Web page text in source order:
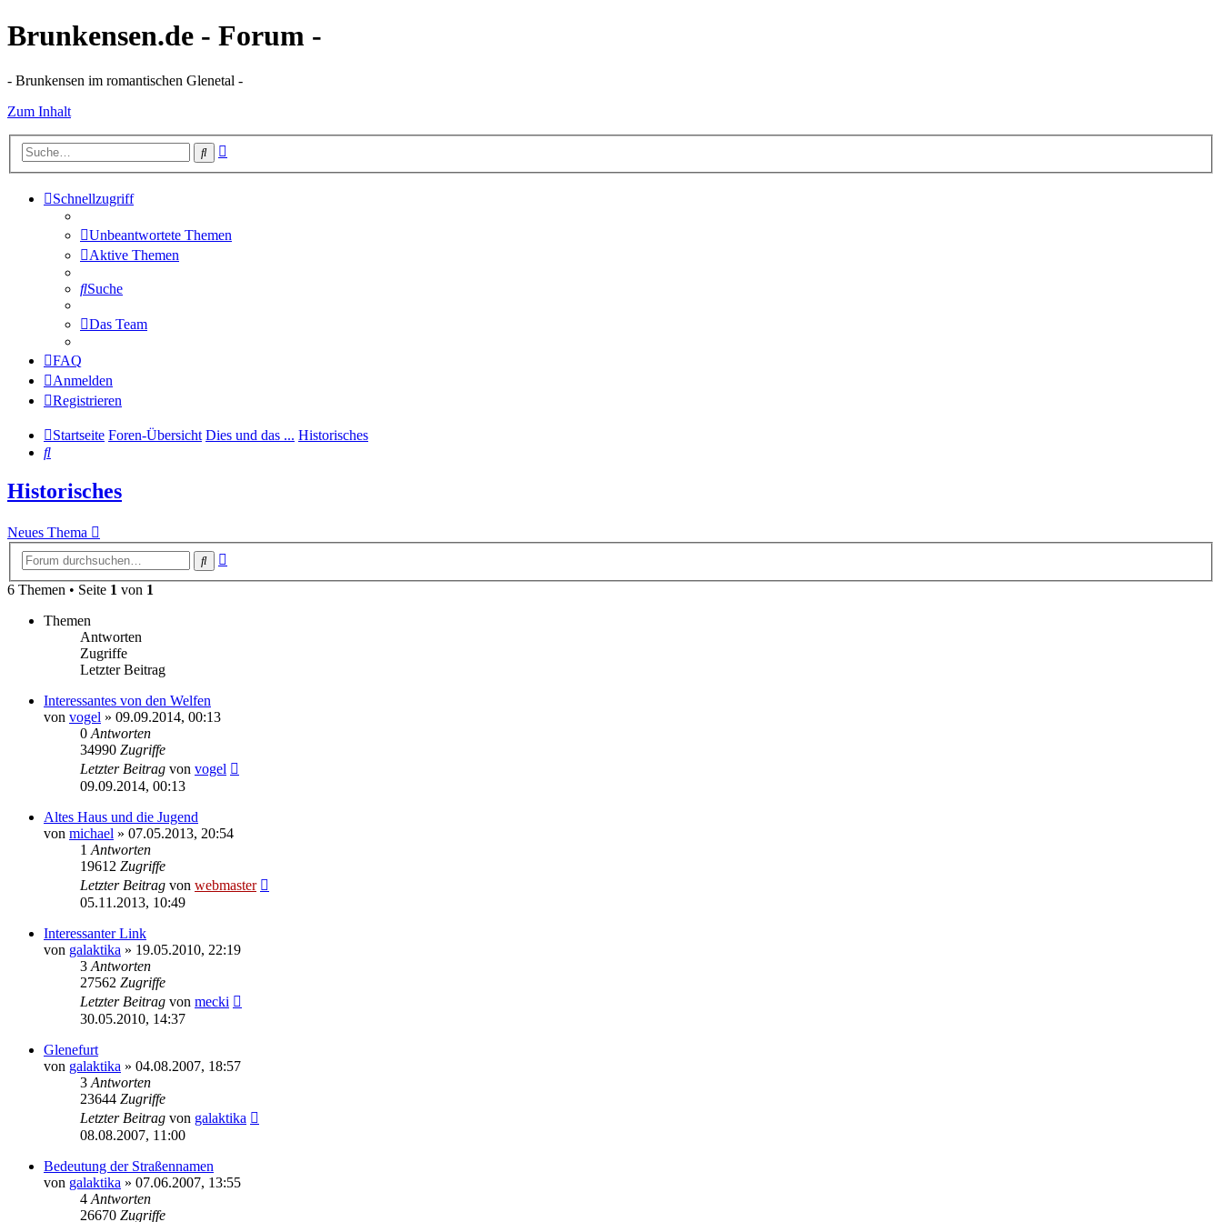
Brunkensen.de - Forum -
- Brunkensen im romantischen Glenetal -
Zum Inhalt
Suche
Schnellzugriff
Unbeantwortete Themen
Aktive Themen
Suche
Das Team
FAQ
Anmelden
Registrieren
Startseite Foren-Übersicht Dies und das ... Historisches
Suche
Historisches
Neues Thema
Suche
6 Themen • Seite 1 von 1
Themen
Antworten
Zugriffe
Letzter Beitrag
Interessantes von den Welfen
von vogel » 09.09.2014, 00:13
0 Antworten
34990 Zugriffe
Letzter Beitrag von vogel
09.09.2014, 00:13
Altes Haus und die Jugend
von michael » 07.05.2013, 20:54
1 Antworten
19612 Zugriffe
Letzter Beitrag von webmaster
05.11.2013, 10:49
Interessanter Link
von galaktika » 19.05.2010, 22:19
3 Antworten
27562 Zugriffe
Letzter Beitrag von mecki
30.05.2010, 14:37
Glenefurt
von galaktika » 04.08.2007, 18:57
3 Antworten
23644 Zugriffe
Letzter Beitrag von galaktika
08.08.2007, 11:00
Bedeutung der Straßennamen
von galaktika » 07.06.2007, 13:55
4 Antworten
26670 Zugriffe